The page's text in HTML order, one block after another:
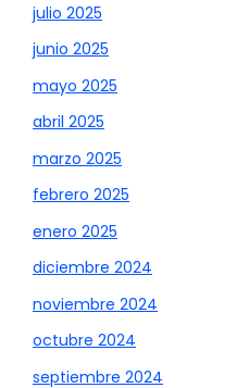
julio 2025
junio 2025
mayo 2025
abril 2025
marzo 2025
febrero 2025
enero 2025
diciembre 2024
noviembre 2024
octubre 2024
septiembre 2024